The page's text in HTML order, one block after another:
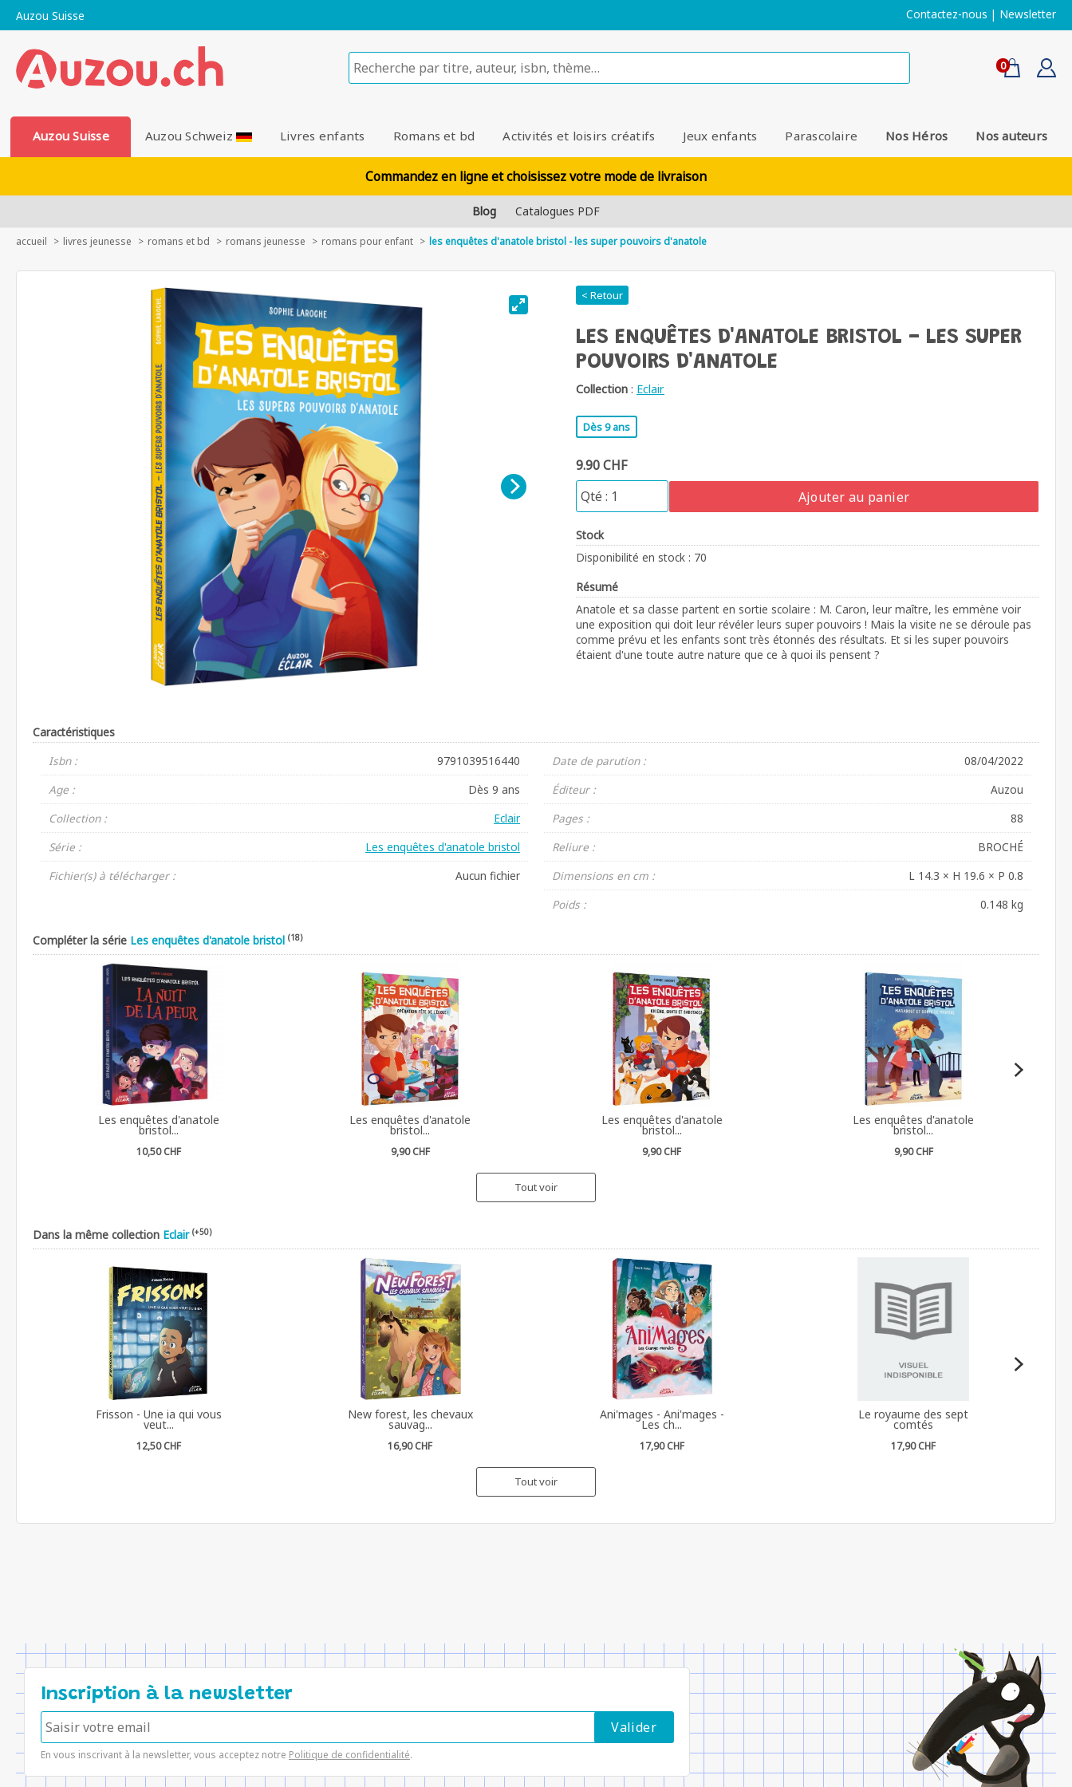
Auzou Suisse Contactez-nous | Newsletter
0
Auzou Suisse Auzou Schweiz Livres enfants Romans et bd Activités et loisirs créatifs Jeux enfants Parascolaire Nos Héros Nos auteurs
Commandez en ligne et choisissez votre mode de livraison
Blog Catalogues PDF
accueil livres jeunesse romans et bd romans jeunesse romans pour enfant les enquêtes d'anatole bristol - les super pouvoirs d'anatole
< Retour
LES ENQUÊTES D'ANATOLE BRISTOL - LES SUPER
POUVOIRS D'ANATOLE
Collection : Eclair
Dès 9 ans
9.90 CHF
Ajouter au panier
Stock
Disponibilité en stock : 70
Résumé
Anatole et sa classe partent en sortie scolaire : M. Caron, leur maître, les emmène voir
une exposition qui doit leur révéler leurs super pouvoirs ! Mais la visite ne se déroule pas
comme prévu et les enfants sont très étonnés des résultats. Et si les super pouvoirs
étaient d'une toute autre nature que ce à quoi ils pensent ?
Caractéristiques
Isbn :
9791039516440
Age :
Dès 9 ans
Collection :
Eclair
Série :
Les enquêtes d'anatole bristol
Fichier(s) à télécharger :
Aucun fichier
Date de parution :
08/04/2022
Éditeur :
Auzou
Pages :
88
Reliure :
BROCHÉ
Dimensions en cm :
L 14.3 × H 19.6 × P 0.8
Poids :
0.148 kg
Compléter la série Les enquêtes d'anatole bristol (18)
Les enquêtes d'anatole
bristol...
10,50 CHF
Les enquêtes d'anatole
bristol...
9,90 CHF
Les enquêtes d'anatole
bristol...
9,90 CHF
Les enquêtes d'anatole
bristol...
9,90 CHF
Tout voir
Dans la même collection Eclair (+50)
Frisson - Une ia qui vous
veut...
12,50 CHF
New forest, les chevaux
sauvag...
16,90 CHF
Ani'mages - Ani'mages -
Les ch...
17,90 CHF
Le royaume des sept
comtés
17,90 CHF
Tout voir
Inscription à la newsletter
En vous inscrivant à la newsletter, vous acceptez notre Politique de confidentialité.